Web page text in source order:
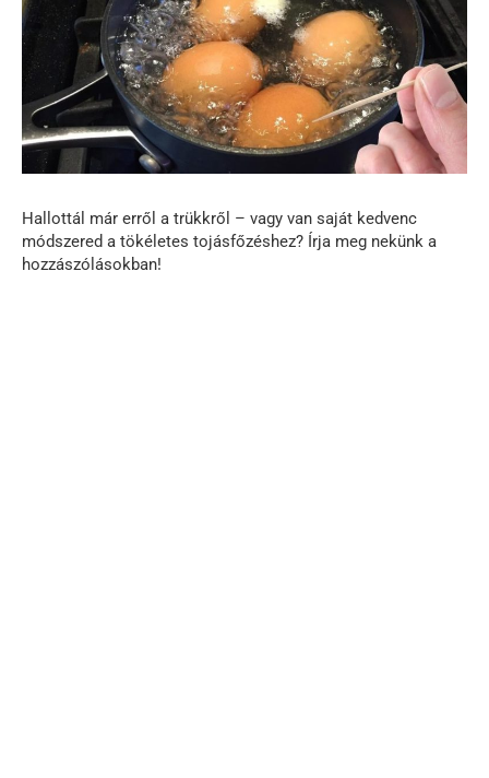
Hallottál már erről a trükkről – vagy van saját kedvenc
módszered a tökéletes tojásfőzéshez? Írja meg nekünk a
hozzászólásokban!